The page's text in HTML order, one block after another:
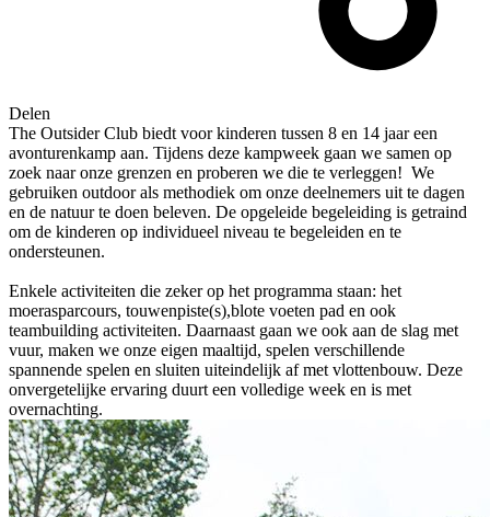
Delen
The Outsider Club biedt voor kinderen tussen 8 en 14 jaar een
avonturenkamp aan. Tijdens deze kampweek gaan we samen op
zoek naar onze grenzen en proberen we die te verleggen! We
gebruiken outdoor als methodiek om onze deelnemers uit te dagen
en de natuur te doen beleven. De opgeleide begeleiding is getraind
om de kinderen op individueel niveau te begeleiden en te
ondersteunen.
Enkele activiteiten die zeker op het programma staan: het
moerasparcours, touwenpiste(s),blote voeten pad en ook
teambuilding activiteiten. Daarnaast gaan we ook aan de slag met
vuur, maken we onze eigen maaltijd, spelen verschillende
spannende spelen en sluiten uiteindelijk af met vlottenbouw. Deze
onvergetelijke ervaring duurt een volledige week en is met
overnachting.